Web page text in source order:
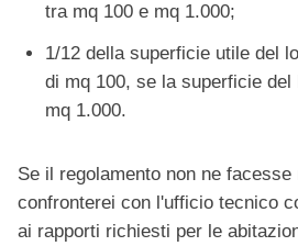
tra mq 100 e mq 1.000;
1/12 della superficie utile del
di mq 100, se la superficie
mq 1.000.
Se il regolamento non ne facesse
confronterei con l'ufficio tecnico
ai rapporti richiesti per le